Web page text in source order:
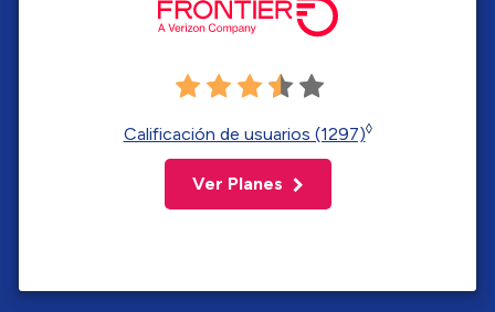
Calificación de usuarios (1297)◊
Ver Planes